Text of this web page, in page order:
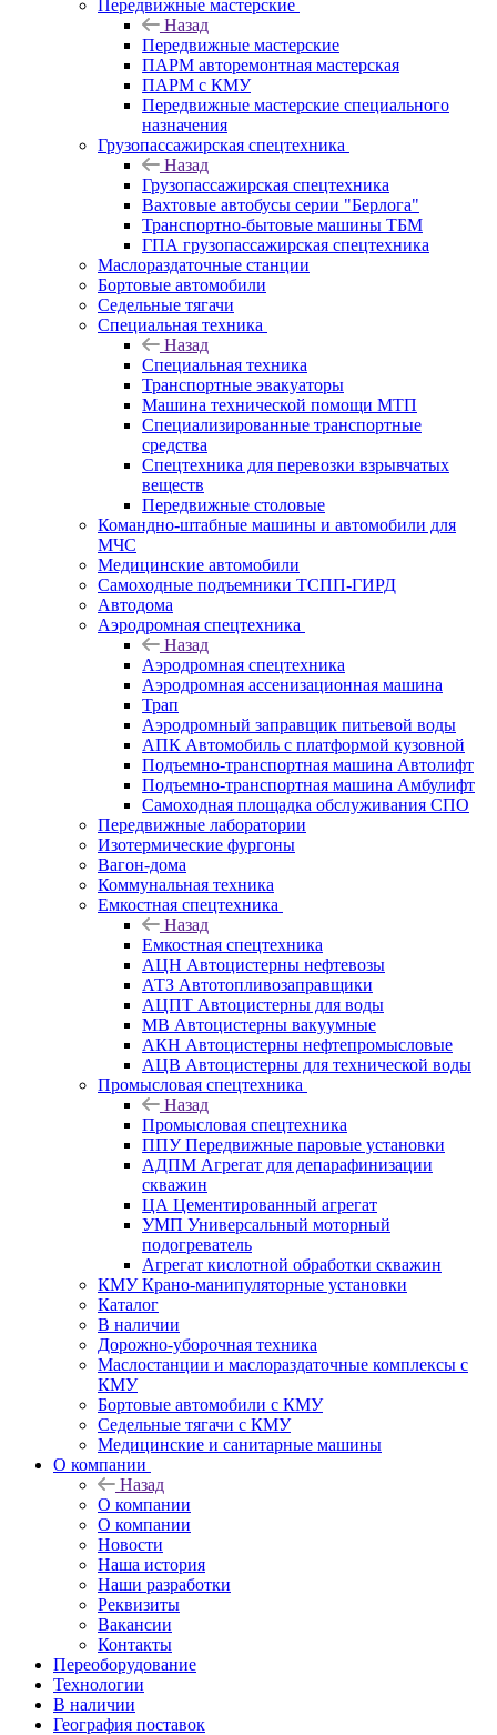
Передвижные мастерские
Назад
Передвижные мастерские
ПАРМ авторемонтная мастерская
ПАРМ с КМУ
Передвижные мастерские специального
назначения
Грузопассажирская спецтехника
Назад
Грузопассажирская спецтехника
Вахтовые автобусы серии "Берлога"
Транспортно-бытовые машины ТБМ
ГПА грузопассажирская спецтехника
Маслораздаточные станции
Бортовые автомобили
Седельные тягачи
Специальная техника
Назад
Специальная техника
Транспортные эвакуаторы
Машина технической помощи МТП
Специализированные транспортные
средства
Спецтехника для перевозки взрывчатых
веществ
Передвижные столовые
Командно-штабные машины и автомобили для
МЧС
Медицинские автомобили
Самоходные подъемники ТСПП-ГИРД
Автодома
Аэродромная спецтехника
Назад
Аэродромная спецтехника
Аэродромная ассенизационная машина
Трап
Аэродромный заправщик питьевой воды
АПК Автомобиль с платформой кузовной
Подъемно-транспортная машина Автолифт
Подъемно-транспортная машина Амбулифт
Самоходная площадка обслуживания СПО
Передвижные лаборатории
Изотермические фургоны
Вагон-дома
Коммунальная техника
Емкостная спецтехника
Назад
Емкостная спецтехника
АЦН Автоцистерны нефтевозы
АТЗ Автотопливозаправщики
АЦПТ Автоцистерны для воды
МВ Автоцистерны вакуумные
АКН Автоцистерны нефтепромысловые
АЦВ Автоцистерны для технической воды
Промысловая спецтехника
Назад
Промысловая спецтехника
ППУ Передвижные паровые установки
АДПМ Агрегат для депарафинизации
скважин
ЦА Цементированный агрегат
УМП Универсальный моторный
подогреватель
Агрегат кислотной обработки скважин
КМУ Крано-манипуляторные установки
Каталог
В наличии
Дорожно-уборочная техника
Маслостанции и маслораздаточные комплексы с
КМУ
Бортовые автомобили с КМУ
Седельные тягачи с КМУ
Медицинские и санитарные машины
О компании
Назад
О компании
О компании
Новости
Наша история
Наши разработки
Реквизиты
Вакансии
Контакты
Переоборудование
Технологии
В наличии
География поставок